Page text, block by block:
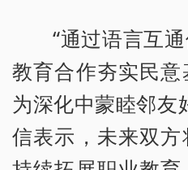
“通过语言互
教育合作夯实民
为深化中蒙睦邻友
信表示，未来双方